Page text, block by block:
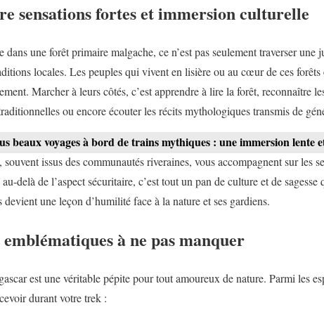
sensations fortes et immersion culturelle
dans une forêt primaire malgache, ce n’est pas seulement traverser une
locales. Les peuples qui vivent en lisière ou au cœur de ces
Marcher à leurs côtés, c’est apprendre à lire la forêt, reconnaître
ou encore écouter les récits mythologiques transmis de
beaux voyages à bord de trains mythiques : une immersion lente
issus des communautés riveraines, vous accompagnent sur les
delà de l’aspect sécuritaire, c’est tout un pan de culture et de
devient une leçon d’humilité face à la nature et ses gardiens.
emblématiques à ne pas manquer
est une véritable pépite pour tout amoureux de nature. Parmi les
durant votre trek :